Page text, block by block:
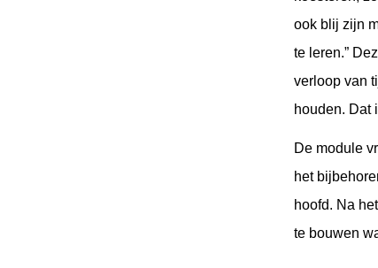
ook blij zijn
te leren.”
verloop van
houden. Dat
De module
het
hoofd. Na
te bouwen